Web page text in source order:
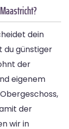
dein
du günstiger
der
eigenem
der
wir in